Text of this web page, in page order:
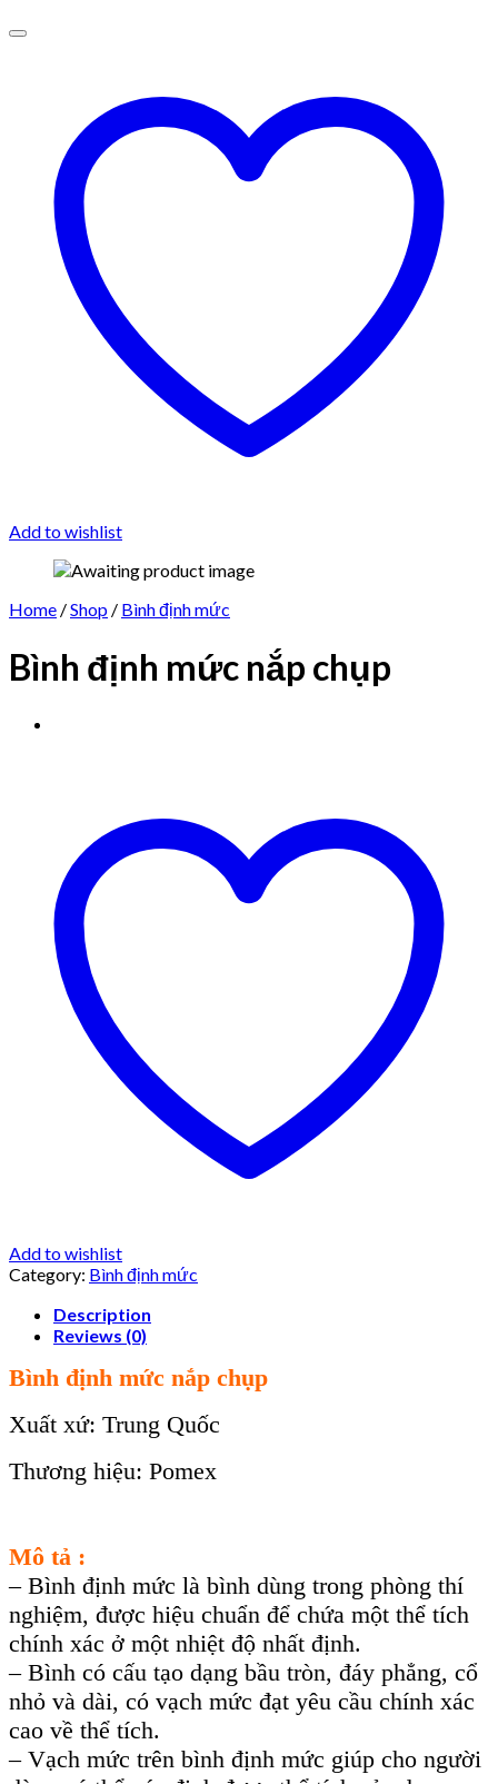
Add to wishlist
Home /Shop / Bình định mức
Bình định mức nắp chụp
Add to wishlist
Category: Bình định mức
Description
Reviews (0)
Bình định mức nắp chụp
Xuất xứ: Trung Quốc
Thương hiệu: Pomex
Mô tả :
– Bình định mức là bình dùng trong phòng thí
nghiệm, được hiệu chuẩn để chứa một thể tích
chính xác ở một nhiệt độ nhất định.
– Bình có cấu tạo dạng bầu tròn, đáy phẳng, cổ
nhỏ và dài, có vạch mức đạt yêu cầu chính xác
cao về thể tích.
– Vạch mức trên bình định mức giúp cho người